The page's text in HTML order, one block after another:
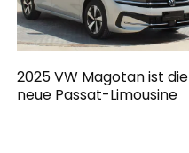
2025 VW Magotan ist die
neue Passat-Limousine